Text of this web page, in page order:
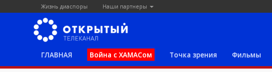
Жизнь диаспоры Наши партнеры
ГЛАВНАЯ Война с ХАМАСом Точка зрения Фильмы